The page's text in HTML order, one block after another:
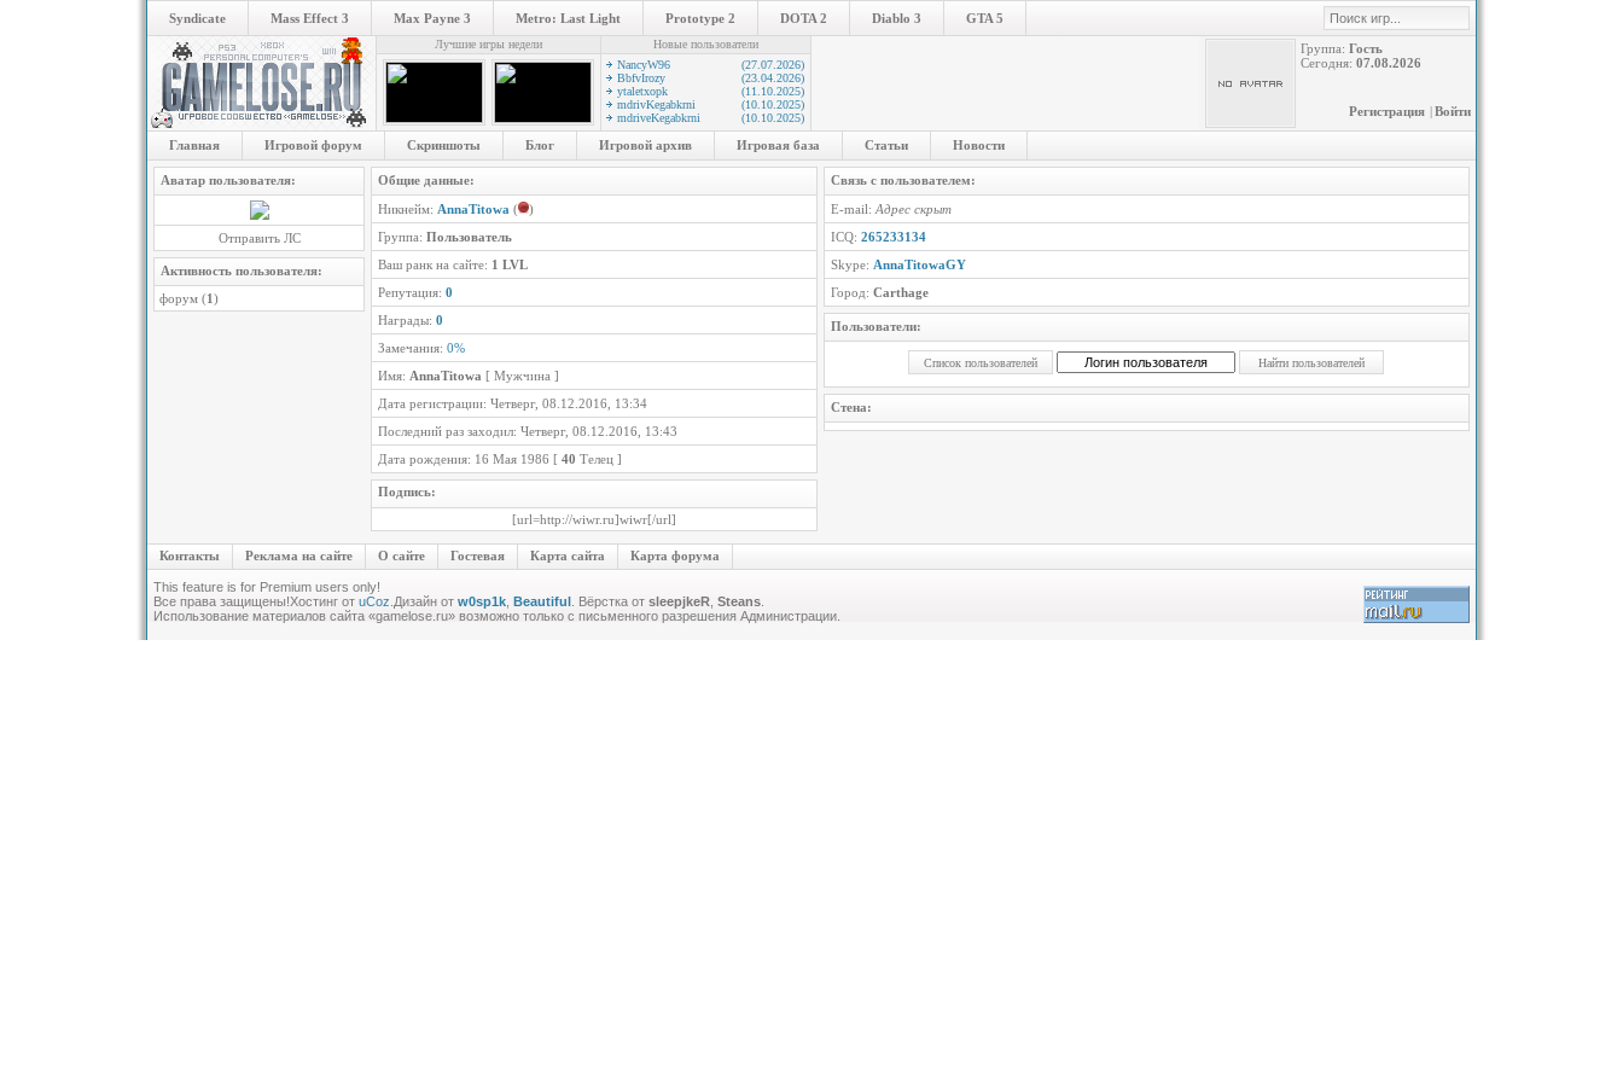
Syndicate Mass Effect 3 Max Payne 3 Metro: Last Light Prototype 2 DOTA 2 Diablo 3 GTA 5
Лучшие игры недели
Новые пользователи
NancyW96
(27.07.2026)
BbfvIrozy
(23.04.2026)
ytaletxopk
(11.10.2025)
mdrivKegabkrni
(10.10.2025)
mdriveKegabkrni
(10.10.2025)
Группа: Гость
Сегодня: 07.08.2026
Войти
|
Регистрация
Главная Игровой форум Скриншоты Блог Игровой архив Игровая база Статьи Новости
Аватар пользователя:
Отправить ЛС
Активность пользователя:
форум (1)
Общие данные:
Никнейм: AnnaTitowa (
)
Группа: Пользователь
Ваш ранк на сайте: 1 LVL
Репутация: 0
Награды: 0
Замечания: 0%
Имя: AnnaTitowa [ Мужчина ]
Дата регистрации: Четверг, 08.12.2016, 13:34
Последний раз заходил: Четверг, 08.12.2016, 13:43
Дата рождения: 16 Мая 1986 [ 40 Телец ]
Подпись:
[url=http://wiwr.ru]wiwr[/url]
Связь с пользователем:
E-mail: Адрес скрыт
ICQ: 265233134
Skype: AnnaTitowaGY
Город: Carthage
Пользователи:
Стена:
Контакты Реклама на сайте О сайте Гостевая Карта сайта Карта форума
This feature is for Premium users only!
Все права защищены!Хостинг от uCoz .Дизайн от w0sp1k Beautiful . Вёрстка от sleepjkeR Steans
Использование материалов сайта «gamelose.ru» возможно только с письменного разрешения Администрации.